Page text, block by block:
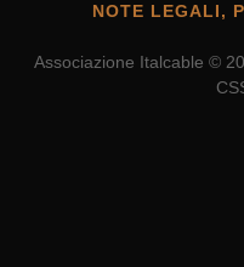
NOTE LEGALI,
Associazione Italcable ©